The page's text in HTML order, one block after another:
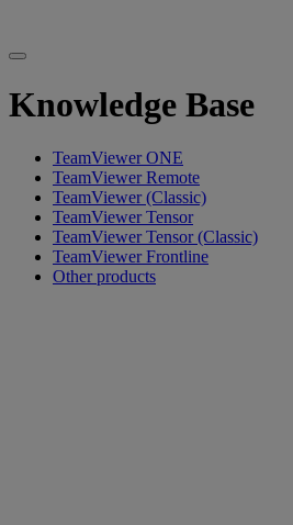
Knowledge Base
TeamViewer ONE
TeamViewer Remote
TeamViewer (Classic)
TeamViewer Tensor
TeamViewer Tensor (Classic)
TeamViewer Frontline
Other products